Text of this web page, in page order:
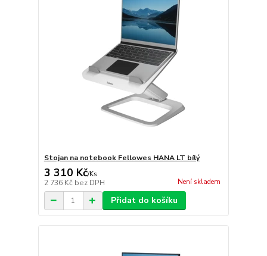
Stojan na notebook Fellowes HANA LT bílý
3 310 Kč/Ks
2 736 Kč bez DPH Není skladem
Přidat do košíku